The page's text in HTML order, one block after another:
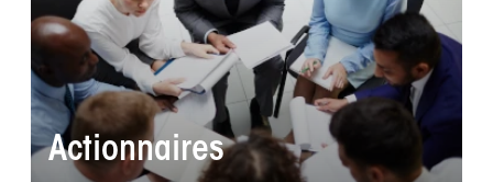
Actionnaires